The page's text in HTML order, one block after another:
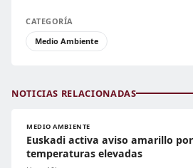
CATEGORÍA
Medio Ambiente
NOTICIAS RELACIONADAS
MEDIO AMBIENTE
Euskadi activa aviso amarillo
temperaturas elevadas